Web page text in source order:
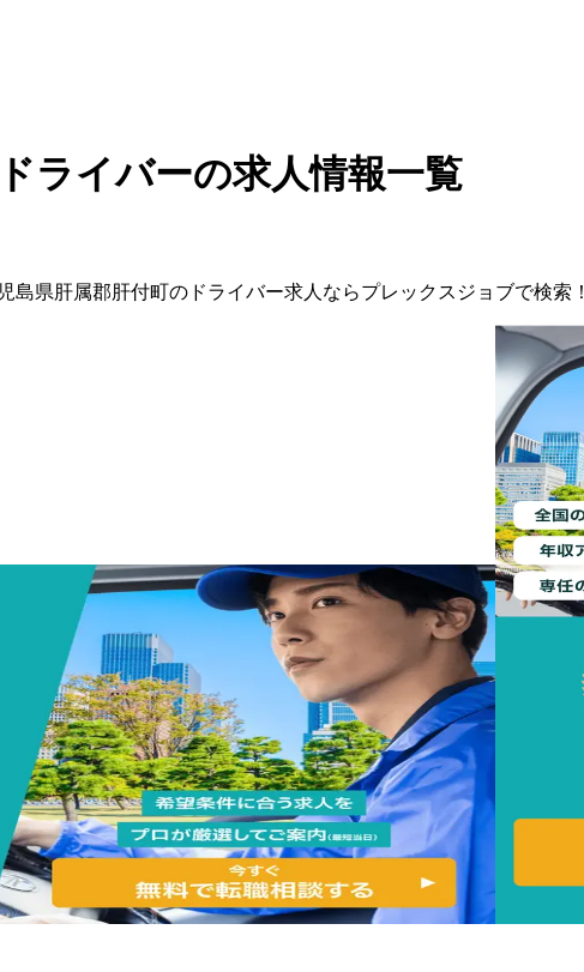
ライバーの求人情報一覧
島県肝属郡肝付町の ドライバー求人ならプレックスジョブで検索！